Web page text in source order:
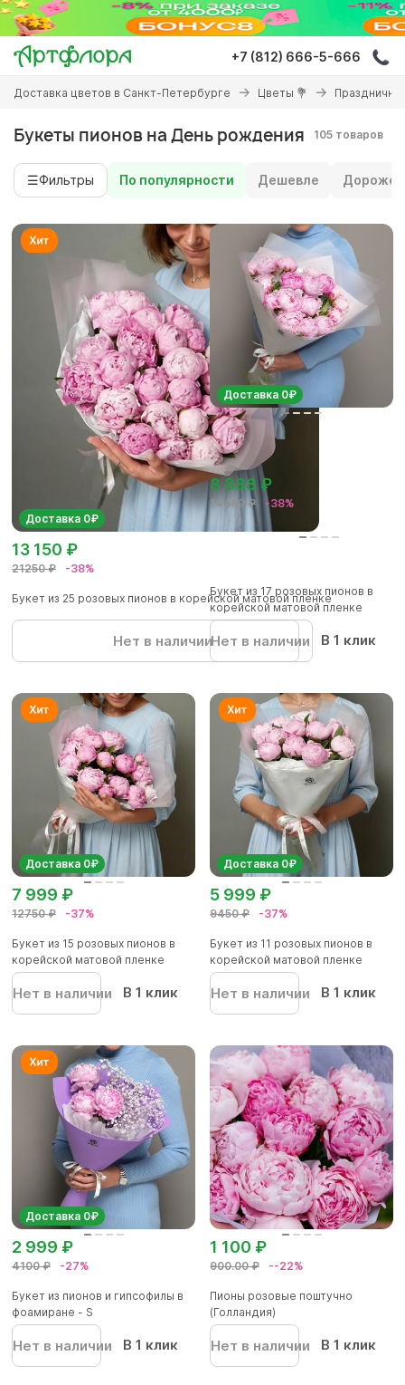
Перейти
основному
содержанию
+7 (812) 666-5-666
Вы
здесь
Доставка цветов в Санкт-Петербурге Цветы 💐
Букеты пионов на День рождения 105 товаров
☰Фильтры По популярности Дешевле Дороже
Доставка 0₽
21250 ₽ -38%
13 150 ₽
Букет из 25 розовых пионов в корейской матовой пленке
Нет в наличии
Доставка 0₽
14450 ₽ -38%
8 888 ₽
Букет из 17 розовых пионов в
корейской матовой пленке
Нет в наличии В 1 клик
Доставка 0₽
12750 ₽ -37%
7 999 ₽
Букет из 15 розовых пионов в
корейской матовой пленке
Нет в наличии В 1 клик
Доставка 0₽
9450 ₽ -37%
5 999 ₽
Букет из 11 розовых пионов в
корейской матовой пленке
Нет в наличии В 1 клик
Доставка 0₽
4100 ₽ -27%
2 999 ₽
Букет из пионов и гипсофилы в
фоамиране - S
Нет в наличии В 1 клик
900.00 ₽ --22%
1 100 ₽
Пионы розовые поштучно
(Голландия)
Нет в наличии В 1 клик